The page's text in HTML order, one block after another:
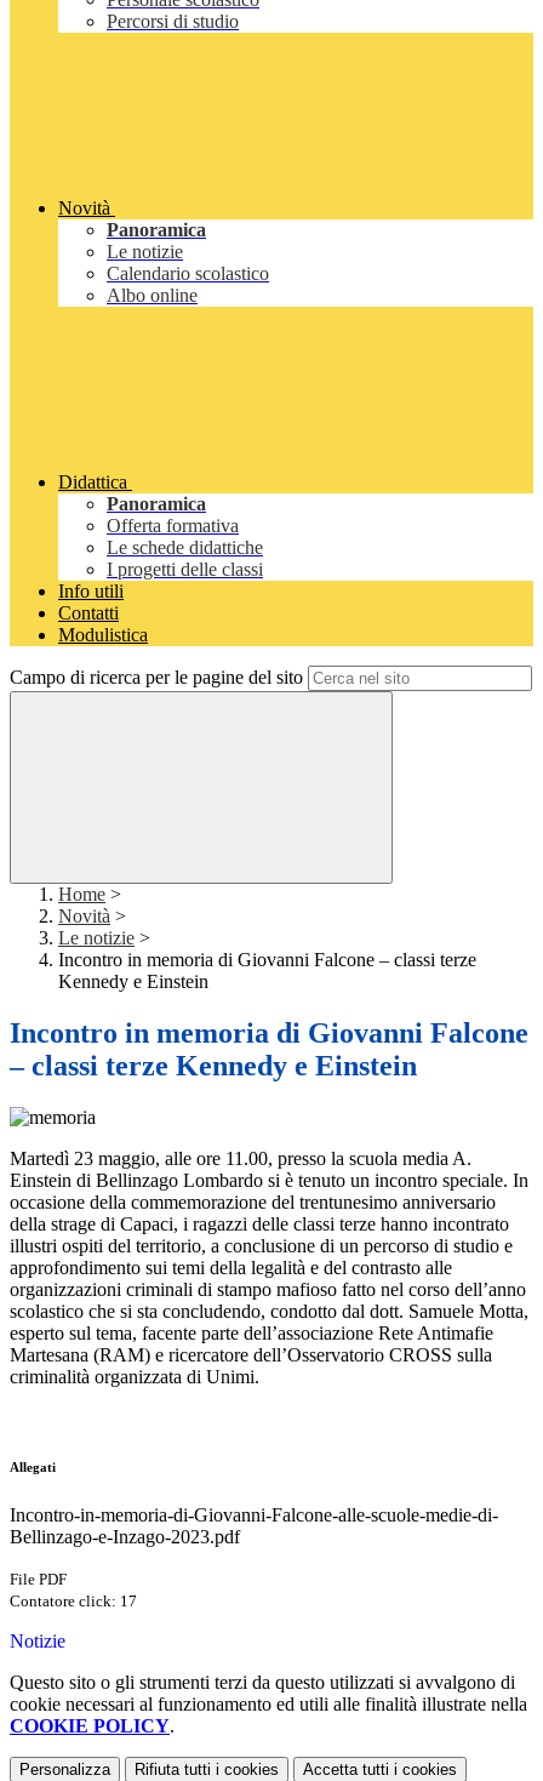
Percorsi di studio
Novità
Panoramica
Le notizie
Calendario scolastico
Albo online
Didattica
Panoramica
Offerta formativa
Le schede didattiche
I progetti delle classi
Info utili
Contatti
Modulistica
Campo di ricerca per le pagine del sito
Home >
Novità >
Le notizie >
Incontro in memoria di Giovanni Falcone – classi terze
Kennedy e Einstein
Incontro in memoria di Giovanni Falcone
– classi terze Kennedy e Einstein
Martedì 23 maggio, alle ore 11.00, presso la scuola media A.
Einstein di Bellinzago Lombardo si è tenuto un incontro speciale. In
occasione della commemorazione del trentunesimo anniversario
della strage di Capaci, i ragazzi delle classi terze hanno incontrato
illustri ospiti del territorio, a conclusione di un percorso di studio e
approfondimento sui temi della legalità e del contrasto alle
organizzazioni criminali di stampo mafioso fatto nel corso dell’anno
scolastico che si sta concludendo, condotto dal dott. Samuele Motta,
esperto sul tema, facente parte dell’associazione Rete Antimafie
Martesana (RAM) e ricercatore dell’Osservatorio CROSS sulla
criminalità organizzata di Unimi.
Allegati
Incontro-in-memoria-di-Giovanni-Falcone-alle-scuole-medie-di-
Bellinzago-e-Inzago-2023.pdf
File PDF
Contatore click: 17
Notizie
Questo sito o gli strumenti terzi da questo utilizzati si avvalgono di
cookie necessari al funzionamento ed utili alle finalità illustrate nella
COOKIE POLICY.
Personalizza Rifiuta tutti i cookies Accetta tutti i cookies